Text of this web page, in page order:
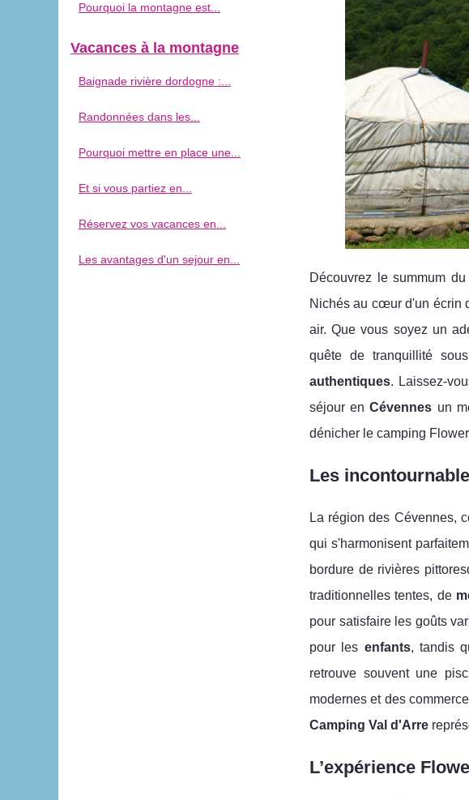
Découvrez le summum
Nichés au cœur d'un écrin
air. Que vous soyez un
quête de tranquillité
authentiques. Laissez-
séjour enCévennes un
dénicher le camping
Les
La région des Cévennes,
qui s'harmonisent
bordure de rivières
traditionnelles tentes, de
pour satisfaire les goûts
pour les enfants, tandis
retrouve souvent une
modernes et des
Camping Val d'Arre
L’expérience
Pourquoi la montagne est...
Vacances à la montagne
Baignade rivière dordogne :...
Randonnées dans les...
Pourquoi mettre en place une...
Et si vous partiez en...
Réservez vos vacances en...
Les avantages d'un sejour en...